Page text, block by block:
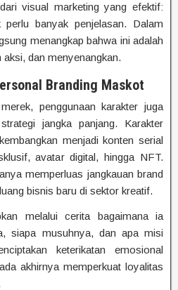
visual marketing yang efektif:
banyak penjelasan. Dalam
menangkap bahwa ini adalah
dan menyenangkan.
Branding Maskot
penggunaan karakter juga
jangka panjang. Karakter
menjadi konten serial
avatar digital, hingga NFT.
memperluas jangkauan brand
bisnis baru di sektor kreatif.
melalui cerita bagaimana ia
siapa musuhnya, dan apa misi
keterikatan emosional
akhirnya memperkuat loyalitas